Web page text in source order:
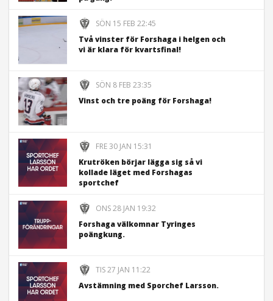
SÖN 15 FEB 22:45
Två vinster för Forshaga i helgen och
vi är klara för kvartsfinal!
SÖN 8 FEB 23:35
Vinst och tre poäng för Forshaga!
FRE 30 JAN 15:31
Krutröken börjar lägga sig så vi
kollade läget med Forshagas
sportchef
ONS 28 JAN 19:32
Forshaga välkomnar Tyringes
poängkung.
TIS 27 JAN 11:22
Avstämning med Sporchef Larsson.